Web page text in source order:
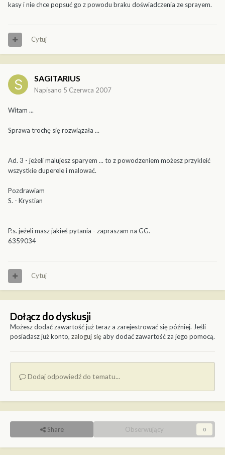
kasy i nie chce popsuć go z powodu braku doświadczenia ze sprayem.
Cytuj
SAGITARIUS
Napisano 5 Czerwca 2007
Witam ...
Sprawa trochę się rozwiązała ...
Ad. 3 - jeżeli malujesz sparyem ... to z powodzeniem możesz przykleić
wszystkie duperele i malować.
Pozdrawiam
S. - Krystian
P.s. jeżeli masz jakieś pytania - zapraszam na GG.
6359034
Cytuj
Dołącz do dyskusji
Możesz dodać zawartość już teraz a zarejestrować się później. Jeśli
posiadasz już konto, zaloguj sięaby dodać zawartość za jego pomocą.
Dodaj odpowiedź do tematu...
Share Obserwujący 0